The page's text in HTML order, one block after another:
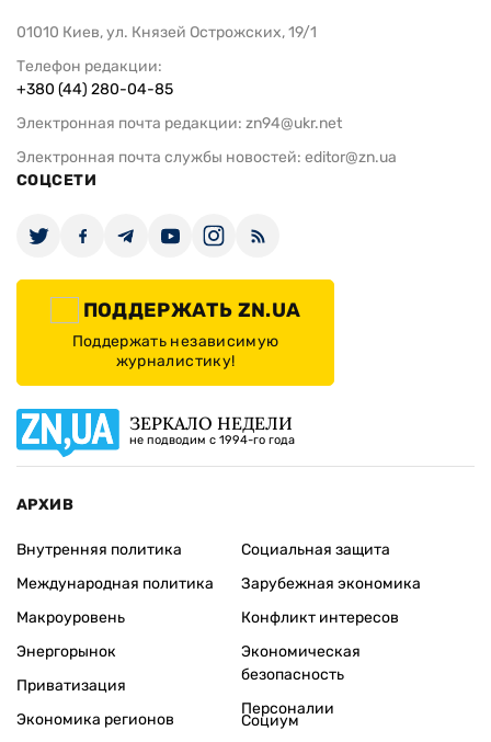
01010 Киев, ул. Князей Острожских, 19/1
Телефон редакции:
+380 (44) 280-04-85
Электронная почта редакции: zn94@ukr.net
Электронная почта службы новостей: editor@zn.ua
СОЦСЕТИ
ПОДДЕРЖАТЬ ZN.UA
Поддержать независимую
журналистику!
ЗЕРКАЛО НЕДЕЛИ
не подводим с 1994-го года
АРХИВ
Внутренняя политика
Международная политика
Макроуровень
Энергорынок
Приватизация
Экономика регионов
Социальная защита
Зарубежная экономика
Конфликт интересов
Экономическая
безопасность
Персоналии
Социум